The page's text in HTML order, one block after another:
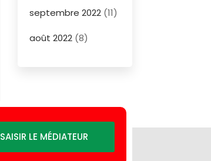
septembre 2022 (11)
août 2022 (8)
SAISIR LE MÉDIATEUR